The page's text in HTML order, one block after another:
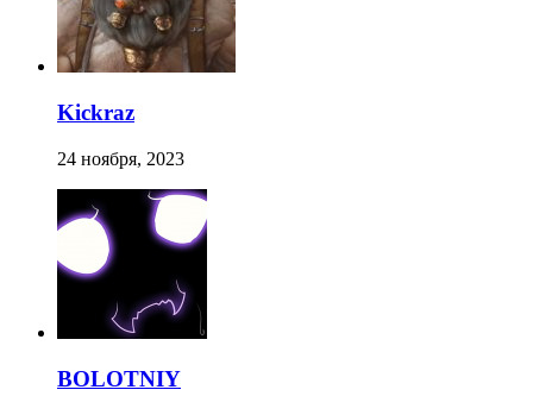
Kickraz
24 ноября, 2023
BOLOTNIY